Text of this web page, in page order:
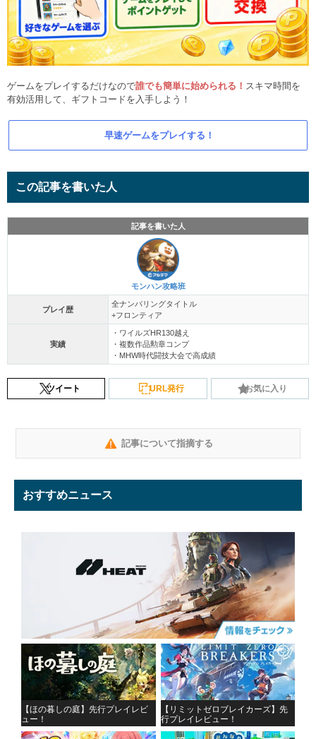
ゲームをプレイするだけなので誰でも簡単に始められる！ スキマ時間を
有効活用して、ギフトコードを入手しよう！
早速ゲームをプレイする！
この記事を書いた人
記事を書いた人
モンハン攻略班
プレイ歴
全ナンバリングタイトル
+フロンティア
実績
・ワイルズHR130越え
・複数作品勲章コンプ
・MHW時代闘技大会で高成績
ツイート URL発行 お気に入り
記事について指摘する
おすすめニュース
【ほの暮しの庭】先行プレイレビ
ュー！
【リミットゼロブレイカーズ】先
行プレイレビュー！